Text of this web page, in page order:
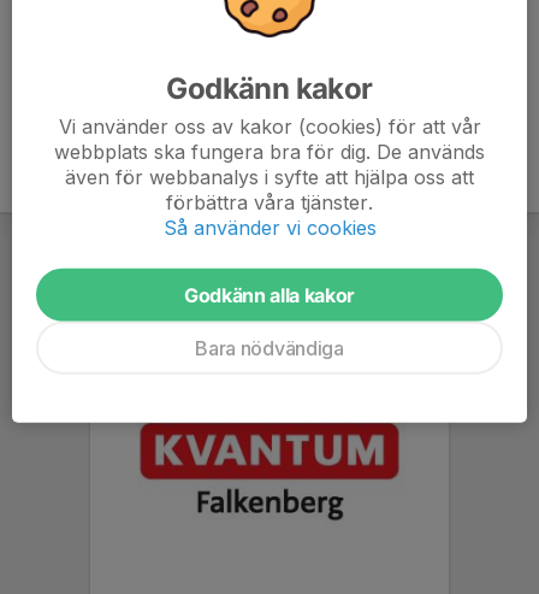
Godkänn kakor
Vi använder oss av kakor (cookies) för att vår
webbplats ska fungera bra för dig. De används
även för webbanalys i syfte att hjälpa oss att
förbättra våra tjänster.
Så använder vi cookies
Godkänn alla kakor
Bara nödvändiga